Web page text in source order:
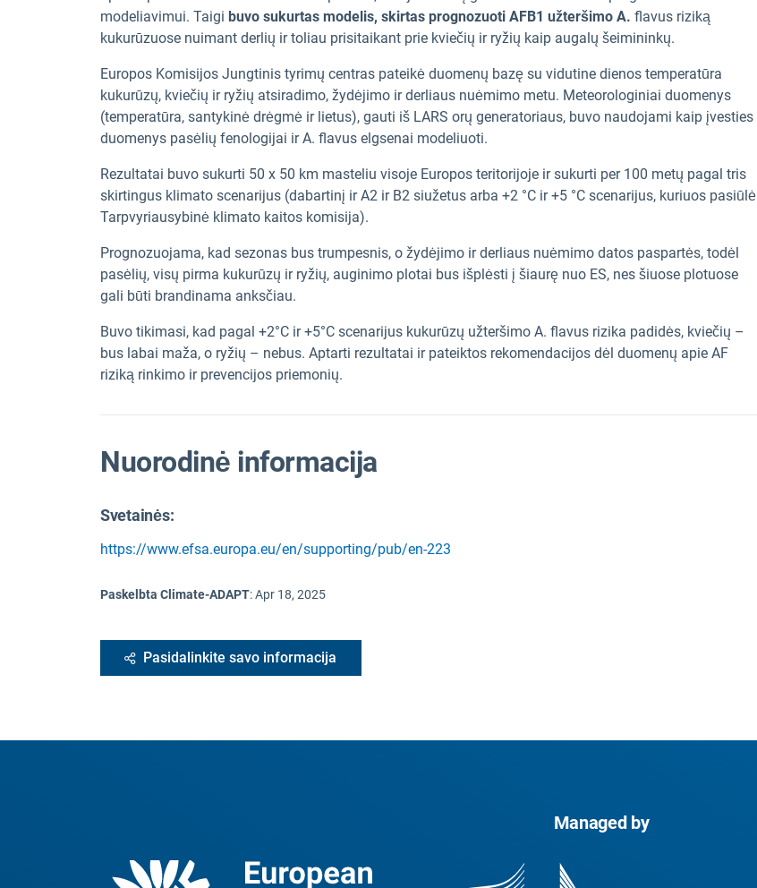
modeliavimui. Taigi buvo sukurtas modelis, skirtas prognozuoti AFB1 užteršimo A. flavus riziką
kukurūzuose nuimant derlių ir toliau prisitaikant prie kviečių ir ryžių kaip augalų šeimininkų.
Europos Komisijos Jungtinis tyrimų centras pateikė duomenų bazę su vidutine dienos temperatūra
kukurūzų, kviečių ir ryžių atsiradimo, žydėjimo ir derliaus nuėmimo metu. Meteorologiniai duomenys
(temperatūra, santykinė drėgmė ir lietus), gauti iš LARS orų generatoriaus, buvo naudojami kaip įvesties
duomenys pasėlių fenologijai ir A. flavus elgsenai modeliuoti.
Rezultatai buvo sukurti 50 x 50 km masteliu visoje Europos teritorijoje ir sukurti per 100 metų pagal tris
skirtingus klimato scenarijus (dabartinį ir A2 ir B2 siužetus arba +2 °C ir +5 °C scenarijus, kuriuos pasiūlė
Tarpvyriausybinė klimato kaitos komisija).
Prognozuojama, kad sezonas bus trumpesnis, o žydėjimo ir derliaus nuėmimo datos paspartės, todėl
pasėlių, visų pirma kukurūzų ir ryžių, auginimo plotai bus išplėsti į šiaurę nuo ES, nes šiuose plotuose
gali būti brandinama anksčiau.
Buvo tikimasi, kad pagal +2°C ir +5°C scenarijus kukurūzų užteršimo A. flavus rizika padidės, kviečių –
bus labai maža, o ryžių – nebus. Aptarti rezultatai ir pateiktos rekomendacijos dėl duomenų apie AF
riziką rinkimo ir prevencijos priemonių.
Nuorodinė informacija
Svetainės:
https://www.efsa.europa.eu/en/supporting/pub/en-223
Paskelbta Climate-ADAPT:Apr 18, 2025
Pasidalinkite savo informacija
Managed by